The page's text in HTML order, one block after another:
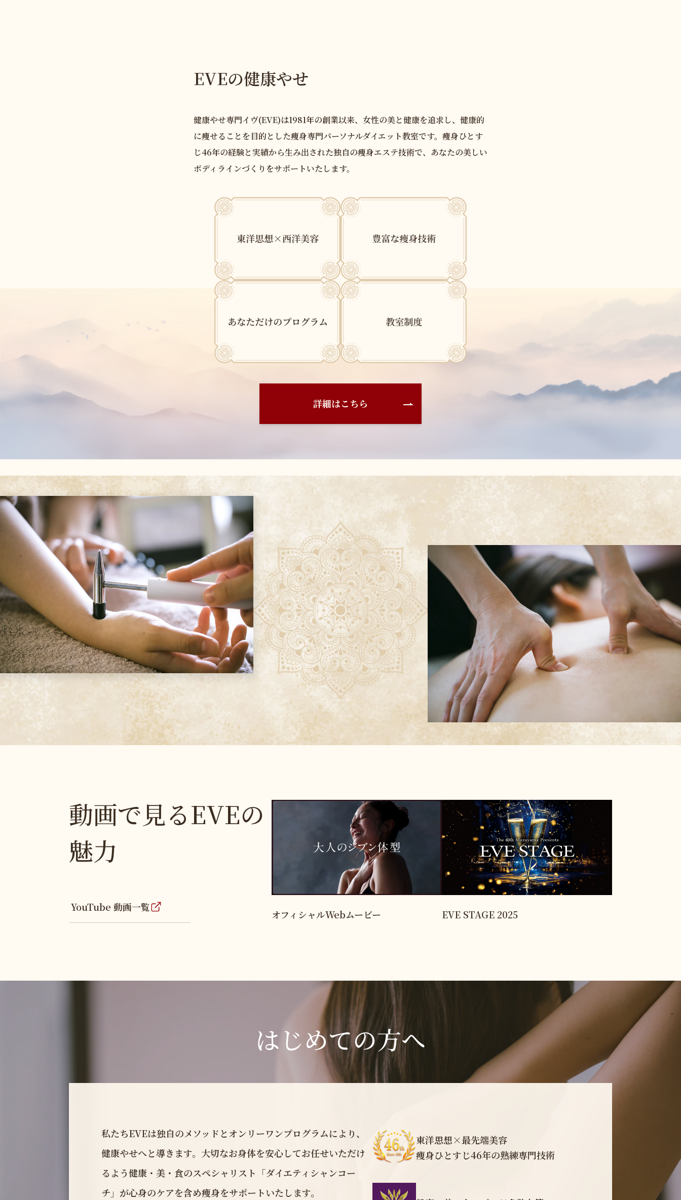
EVEの健康やせ
健康やせ専門イヴ(EVE)は1981年の創業以来、女性の美と健康を追求し、健康的
に痩せることを目的とした痩身専門パーソナルダイエット教室です。痩身ひとす
じ46年の経験と実績から生み出された独自の痩身エステ技術で、あなたの美しい
ボディラインづくりをサポートいたします。
詳細はこちら
動画で見るEVEの
魅力
YouTube 動画一覧
オフィシャルWebムービー EVE STAGE 2025
はじめての方へ
私たちEVEは独自のメソッドとオンリーワンプログラムにより、
健康やせへと導きます。大切なお身体を安心してお任せいただけ
るよう健康・美・食のスペシャリスト「ダイエティシャンコー
チ」が心身のケアを含め痩身をサポートいたします。
東洋思想×最先端美容
痩身ひとすじ46年の熟練専門技術